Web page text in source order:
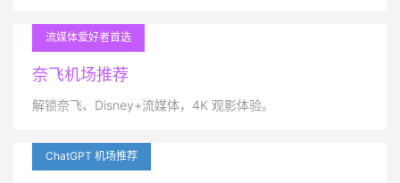
流媒体爱好者首选
奈飞机场推荐
解锁奈飞、Disney+流媒体，4K 观影体验。
ChatGPT 机场推荐